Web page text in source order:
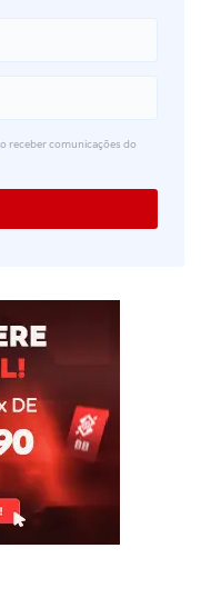
receber comunicações do